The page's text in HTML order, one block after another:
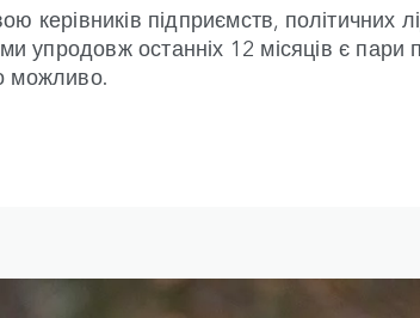
керівників підприємств, політичних
упродовж останніх 12 місяців є пари
можливо.